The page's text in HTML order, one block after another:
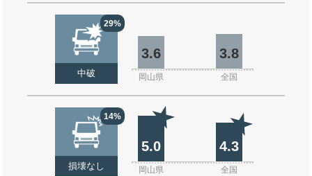
29%
中破
3.6 3.8
岡山県 全国
14%
損壊なし
5.0 4.3
岡山県 全国